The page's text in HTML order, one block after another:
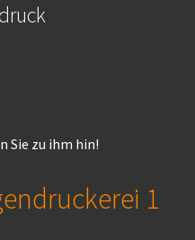
Sie zu ihm hin!
1